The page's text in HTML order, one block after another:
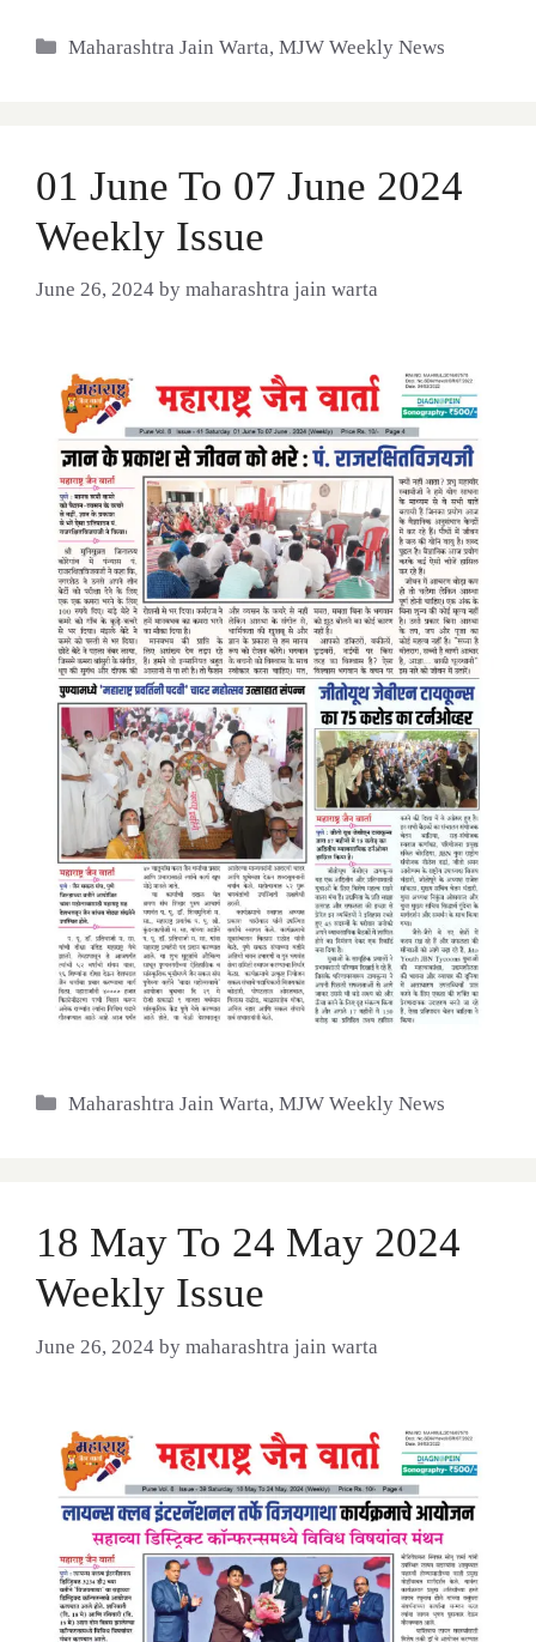
Categories
Maharashtra Jain Warta,MJW Weekly News
01 June To 07 June 2024
Weekly Issue
June 26, 2024 by maharashtra jain warta
Categories
Maharashtra Jain Warta,MJW Weekly News
18 May To 24 May 2024
Weekly Issue
June 26, 2024 by maharashtra jain warta